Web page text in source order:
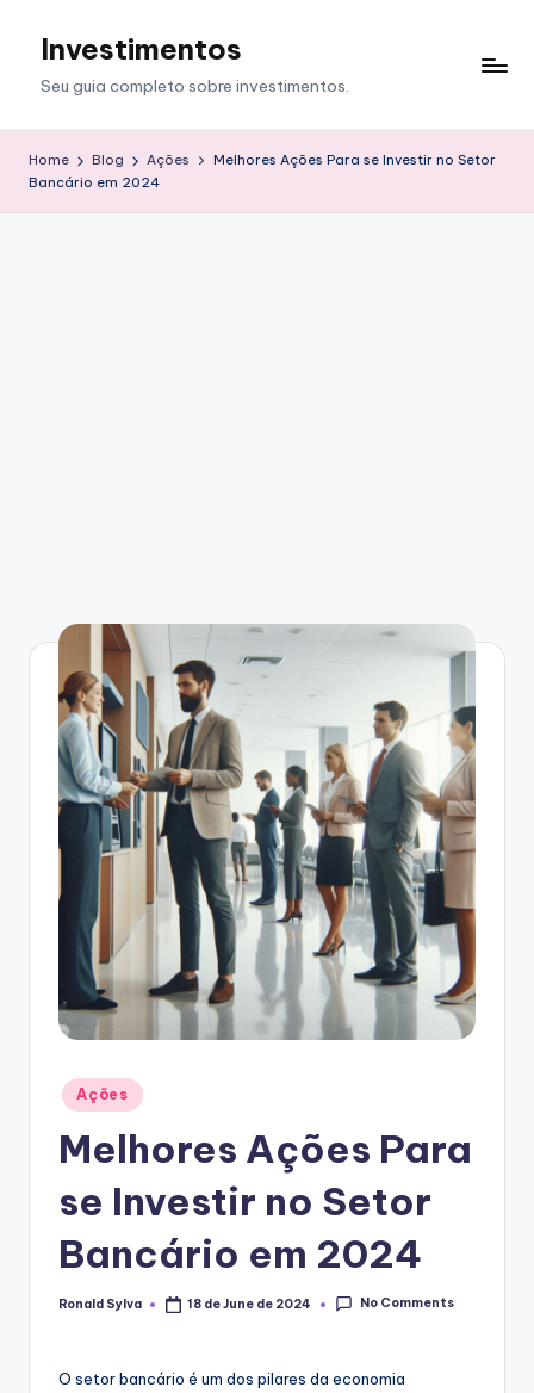
Investimentos
Seu guia completo sobre investimentos.
Home Blog Ações
Melhores Ações Para se Investir no Setor
Bancário em 2024
Posted
in
Ações
Melhores Ações Para
se Investir no Setor
Bancário em 2024
Posted
Ronald Sylva 18 de June de 2024 No Comments
O setor bancário é um dos pilares da economia